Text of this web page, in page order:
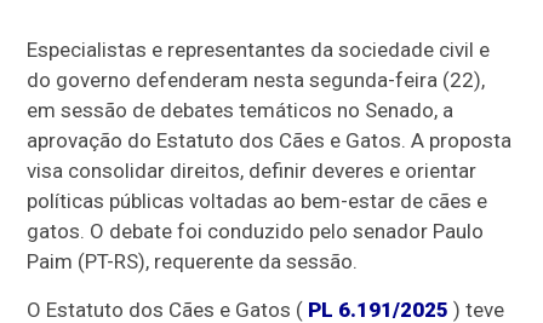
Especialistas e representantes da sociedade civil e
do governo defenderam nesta segunda-feira (22),
em sessão de debates temáticos no Senado, a
aprovação do Estatuto dos Cães e Gatos. A proposta
visa consolidar direitos, definir deveres e orientar
políticas públicas voltadas ao bem-estar de cães e
gatos. O debate foi conduzido pelo senador Paulo
Paim (PT-RS), requerente da sessão.
O Estatuto dos Cães e Gatos ( PL 6.191/2025 ) teve